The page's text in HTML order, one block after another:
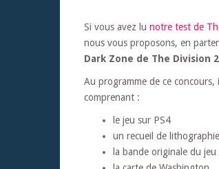
Si vous avez lu notre test de
nous vous proposons, en
Dark Zone de The Division 2
Au programme de ce concours,
comprenant :
le jeu sur PS4
un recueil de
la bande originale du jeu